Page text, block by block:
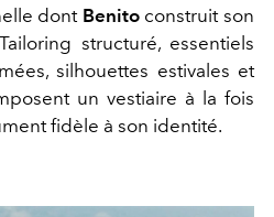
dont Benitoconstruit son
structuré, essentiels
silhouettes estivales et
un vestiaire à la fois
fidèle à son identité.